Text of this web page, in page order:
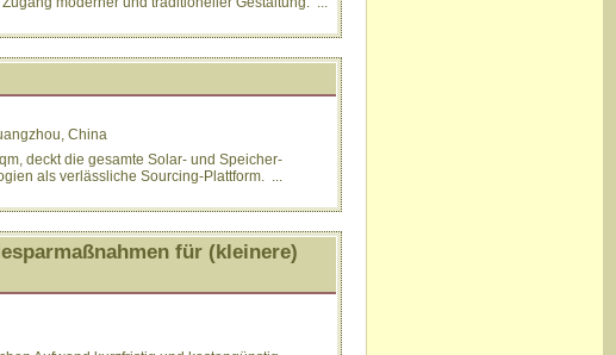
China
deckt die gesamte Solar- und Speicher-
als verlässliche Sourcing-Plattform. ...
für (kleinere)